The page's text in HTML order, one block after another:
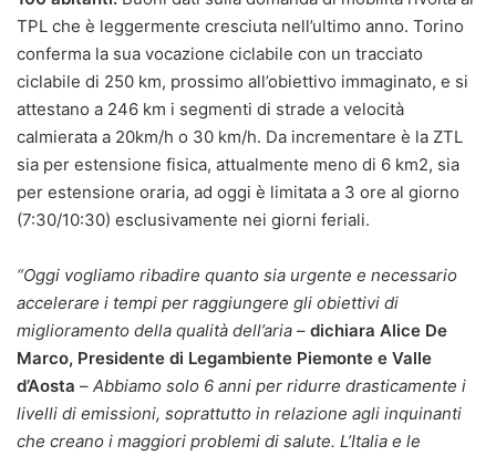
TPL che è leggermente cresciuta nell’ultimo anno. Torino
conferma la sua vocazione ciclabile con un tracciato
ciclabile di 250 km, prossimo all’obiettivo immaginato, e si
attestano a 246 km i segmenti di strade a velocità
calmierata a 20km/h o 30 km/h. Da incrementare è la ZTL
sia per estensione fisica, attualmente meno di 6 km2, sia
per estensione oraria, ad oggi è limitata a 3 ore al giorno
(7:30/10:30) esclusivamente nei giorni feriali.
“Oggi vogliamo ribadire quanto sia urgente e necessario
accelerare i tempi per raggiungere gli obiettivi di
miglioramento della qualità dell’aria – dichiara Alice De
Marco, Presidente di Legambiente Piemonte e Valle
d’Aosta – Abbiamo solo 6 anni per ridurre drasticamente i
livelli di emissioni, soprattutto in relazione agli inquinanti
che creano i maggiori problemi di salute. L’Italia e le